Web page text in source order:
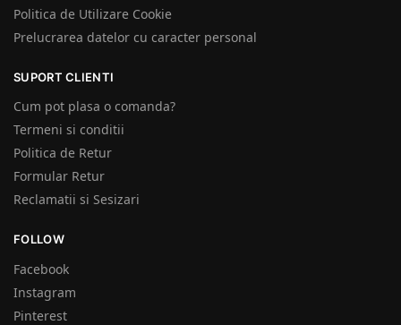
Politica de Utilizare Cookie
Prelucrarea datelor cu caracter personal
SUPORT CLIENTI
Cum pot plasa o comanda?
Termeni si conditii
Politica de Retur
Formular Retur
Reclamatii si Sesizari
FOLLOW
Facebook
Instagram
Pinterest